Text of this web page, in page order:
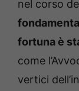
nel corso
fortuna è
come
vertici